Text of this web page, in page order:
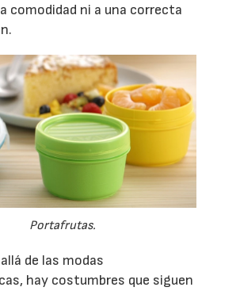
comodidad ni a una correcta
Portafrutas.
de las modas
hay costumbres que siguen